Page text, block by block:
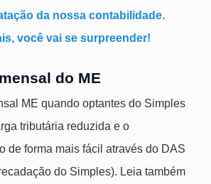
da nossa contabilidade.
você vai se surpreender!
do ME
ME quando optantes do Simples
tributária reduzida e o
de forma mais fácil através do DAS
do Simples). Leia também